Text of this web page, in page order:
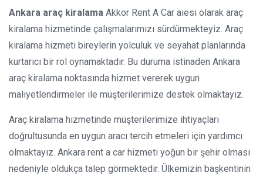
Ankara araç kiralama Akkor Rent A Car aiesi olarak araç
kiralama hizmetinde çalışmalarımızı sürdürmekteyiz. Araç
kiralama hizmeti bireylerin yolculuk ve seyahat planlarında
kurtarıcı bir rol oynamaktadır. Bu duruma istinaden Ankara
araç kiralama noktasında hizmet vererek uygun
maliyetlendirmeler ile müşterilerimize destek olmaktayız.
Araç kiralama hizmetinde müşterilerimize ihtiyaçları
doğrultusunda en uygun aracı tercih etmeleri için yardımcı
olmaktayız. Ankara rent a car hizmeti yoğun bir şehir olması
nedeniyle oldukça talep görmektedir. Ülkemizin başkentinin